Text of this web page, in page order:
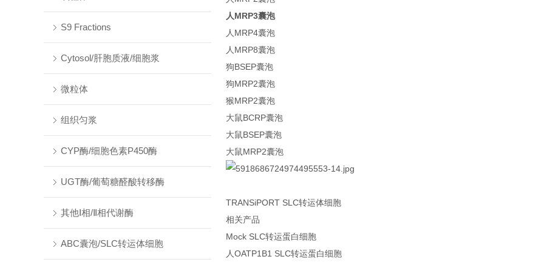
S9 Fractions
Cytosol/肝胞质液/细胞浆
微粒体
组织匀浆
CYP酶/细胞色素P450酶
UGT酶/葡萄糖醛酸转移酶
其他Ⅰ相/Ⅱ相代谢酶
ABC囊泡/SLC转运体细胞
人MRP3囊泡
人MRP4囊泡
人MRP8囊泡
狗BSEP囊泡
狗MRP2囊泡
猴MRP2囊泡
大鼠BCRP囊泡
大鼠BSEP囊泡
大鼠MRP2囊泡
TRANSiPORT SLC转运体细胞
相关产品
Mock SLC转运蛋白细胞
人OATP1B1 SLC转运蛋白细胞